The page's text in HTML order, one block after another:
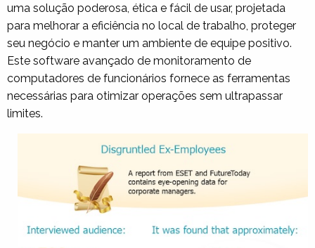
uma solução poderosa, ética e fácil de usar, projetada
para melhorar a eficiência no local de trabalho, proteger
seu negócio e manter um ambiente de equipe positivo.
Este software avançado de monitoramento de
computadores de funcionários fornece as ferramentas
necessárias para otimizar operações sem ultrapassar
limites.